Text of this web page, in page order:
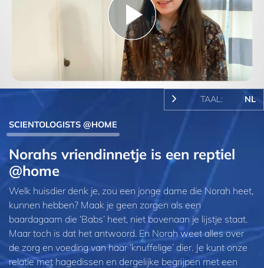
Play
Video
TAAL: NL
SCIENTOLOGISTS @HOME
Norahs vriendinnetje is een reptiel
@home
Welk huisdier denk je, zou een jonge dame die Norah heet,
kunnen hebben? Maak je geen zorgen als een
baardagaam die ‘Babs’ heet, niet bovenaan je lijstje staat.
Maar toch is dat het antwoord. En Norah weet alles over
de zorg en voeding van haar ‘knuffelige’ dier. Je kunt onze
relatie met hagedissen en dergelijke begrijpen met een